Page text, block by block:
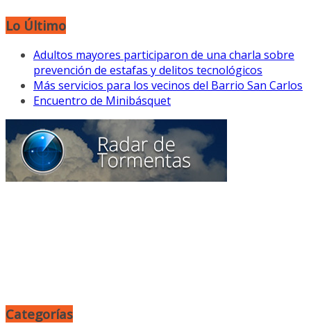
Lo Último
Adultos mayores participaron de una charla sobre
prevención de estafas y delitos tecnológicos
Más servicios para los vecinos del Barrio San Carlos
Encuentro de Minibásquet
Categorías